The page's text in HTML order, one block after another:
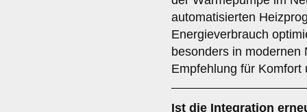
automatisierten
Energieverbrauch
besonders in modernen
Empfehlung für Komfort
Ist die Integration